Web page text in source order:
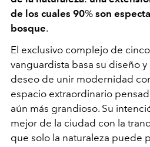
de los cuales 90% son
bosque.
El exclusivo complejo de
vanguardista basa su diseño
deseo de unir modernidad
espacio extraordinario
aún más grandioso. Su
mejor de la ciudad con la
que solo la naturaleza puede